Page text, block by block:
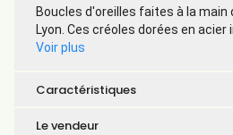
Boucles d'oreilles faites à la main
Lyon. Ces créoles dorées en acier
Voir plus
Caractéristiques
Le vendeur